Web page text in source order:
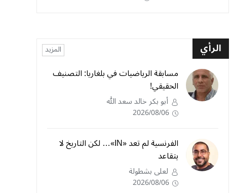
الرأي المزيد
مسابقة الرياضيات في بلغاريا: التصنيف
الحقيقي!
أبو بكر خالد سعد الله
2026/08/06
الفرنسية لم تعد «IN»… لكن التاريخ لا
يتقاعد
لعلى بشطولة
2026/08/06